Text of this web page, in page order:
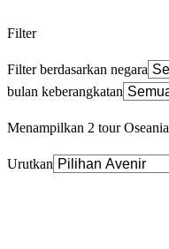
Filter
Filter berdasarkan negara
bulan keberangkatan
Menampilkan 2 tour Oseania
Urutkan